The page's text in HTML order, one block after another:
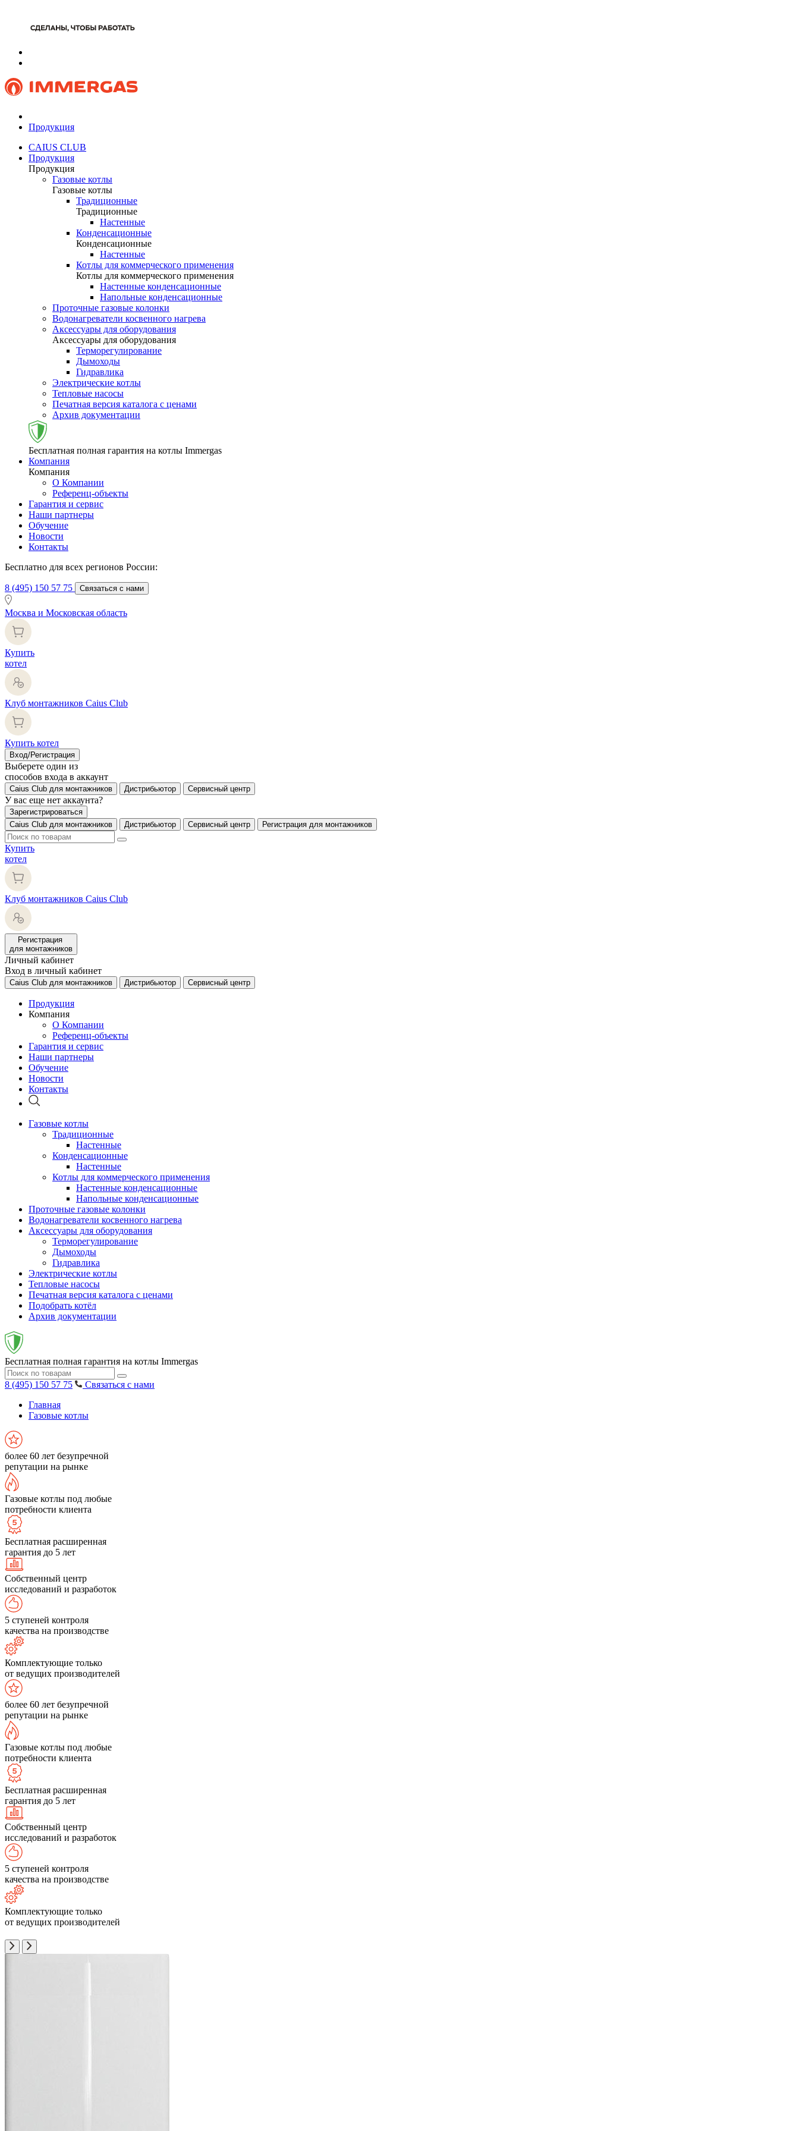
Продукция
CAIUS CLUB
Продукция
Продукция
Газовые котлы
Газовые котлы
Традиционные
Традиционные
Настенные
Конденсационные
Конденсационные
Настенные
Котлы для коммерческого применения
Котлы для коммерческого применения
Настенные конденсационные
Напольные конденсационные
Проточные газовые колонки
Водонагреватели косвенного нагрева
Аксессуары для оборудования
Аксессуары для оборудования
Терморегулирование
Дымоходы
Гидравлика
Электрические котлы
Тепловые насосы
Печатная версия каталога с ценами
Архив документации
Бесплатная полная гарантия на котлы Immergas
Компания
Компания
О Компании
Референц-объекты
Гарантия и сервис
Наши партнеры
Обучение
Новости
Контакты
Бесплатно для всех регионов России:
8 (495) 150 57 75 Связаться с нами
Москва и Московская область
Купить
котел
Клуб монтажников Caius Club
Купить котел
Вход/Регистрация
Выберете один из
способов входа в аккаунт
Caius Club для монтажников Дистрибьютор Сервисный центр
У вас еще нет аккаунта?
Зарегистрироваться
Caius Club для монтажников
Дистрибьютор Сервисный центр Регистрация для монтажников
Купить
котел
Клуб монтажников Caius Club
Регистрация
для монтажников
Личный кабинет
Вход в личный кабинет
Caius Club для монтажников Дистрибьютор Сервисный центр
Продукция
Компания
О Компании
Референц-объекты
Гарантия и сервис
Наши партнеры
Обучение
Новости
Контакты
Газовые котлы
Традиционные
Настенные
Конденсационные
Настенные
Котлы для коммерческого применения
Настенные конденсационные
Напольные конденсационные
Проточные газовые колонки
Водонагреватели косвенного нагрева
Аксессуары для оборудования
Терморегулирование
Дымоходы
Гидравлика
Электрические котлы
Тепловые насосы
Печатная версия каталога с ценами
Подобрать котёл
Архив документации
Бесплатная полная гарантия на котлы Immergas
8 (495) 150 57 75
Связаться с нами
Главная
Газовые котлы
более 60 лет безупречной
репутации на рынке
Газовые котлы под любые
потребности клиента
Бесплатная расширенная
гарантия до 5 лет
Собственный центр
исследований и разработок
5 ступеней контроля
качества на производстве
Комплектующие только
от ведущих производителей
более 60 лет безупречной
репутации на рынке
Газовые котлы под любые
потребности клиента
Бесплатная расширенная
гарантия до 5 лет
Собственный центр
исследований и разработок
5 ступеней контроля
качества на производстве
Комплектующие только
от ведущих производителей